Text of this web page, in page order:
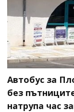
Автобус за
без
натрупа час